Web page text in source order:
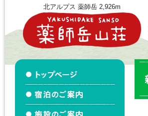
北アルプス 薬師岳 2,926m